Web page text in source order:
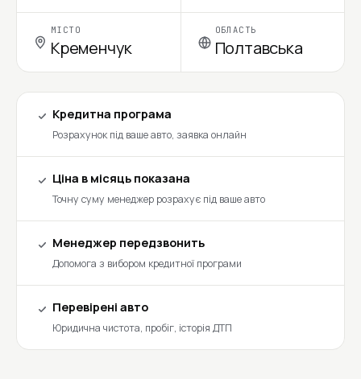
МІСТО
Кременчук
ОБЛАСТЬ
Полтавська
Кредитна програма
Розрахунок під ваше авто, заявка онлайн
Ціна в місяць показана
Точну суму менеджер розрахує під ваше авто
Менеджер передзвонить
Допомога з вибором кредитної програми
Перевірені авто
Юридична чистота, пробіг, історія ДТП